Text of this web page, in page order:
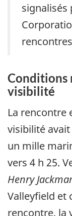
signalisés
Conditions
visibilité
La rencontre
visibilité
un mille
vers 4 h 25.
Henry
Valleyfield et
rencontre, la